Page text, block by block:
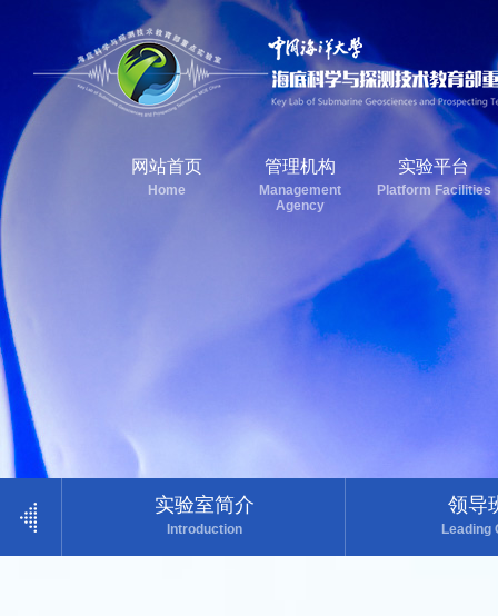
网站首页
Home
管理机构
Management
Agency
实验平台
Platform Facilities
实验室简介
Introduction
领导
Leading